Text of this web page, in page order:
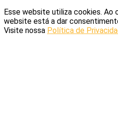
Esse website utiliza cookies. Ao
website está a dar
Visite nossa Política de